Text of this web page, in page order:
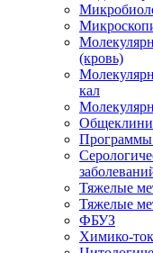
(кровь)
кал
Программы
Тяжелые
Тяжелые
ФБУЗ
Химико-